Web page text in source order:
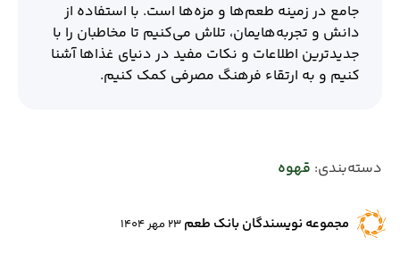
جامع در زمینه طعم‌ها و مزه‌ها است. با استفاده از
دانش و تجربه‌هایمان، تلاش می‌کنیم تا مخاطبان را با
جدیدترین اطلاعات و نکات مفید در دنیای غذاها آشنا
کنیم و به ارتقاء فرهنگ مصرفی کمک کنیم.
دسته‌بندی: قهوه
مجموعه نویسندگان بانک طعم 23 مهر 1404